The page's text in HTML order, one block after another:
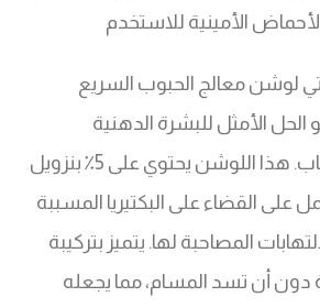
الأمينية للاستخدم
لوشن معالج الحبوب السريع
الأمثل للبشرة الدهنية
والمعرضة لحب الشباب. هذا اللوشن يحتوي على 5٪ بنزويل
على القضاء على البكتيريا المسببة
المصاحبة لها. يتميز بتركيبة
أن تسد المسام، مما يجعله